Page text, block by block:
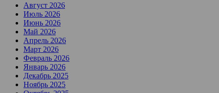
Август 2026
Июль 2026
Июнь 2026
Май 2026
Апрель 2026
Март 2026
Февраль 2026
Январь 2026
Декабрь 2025
Ноябрь 2025